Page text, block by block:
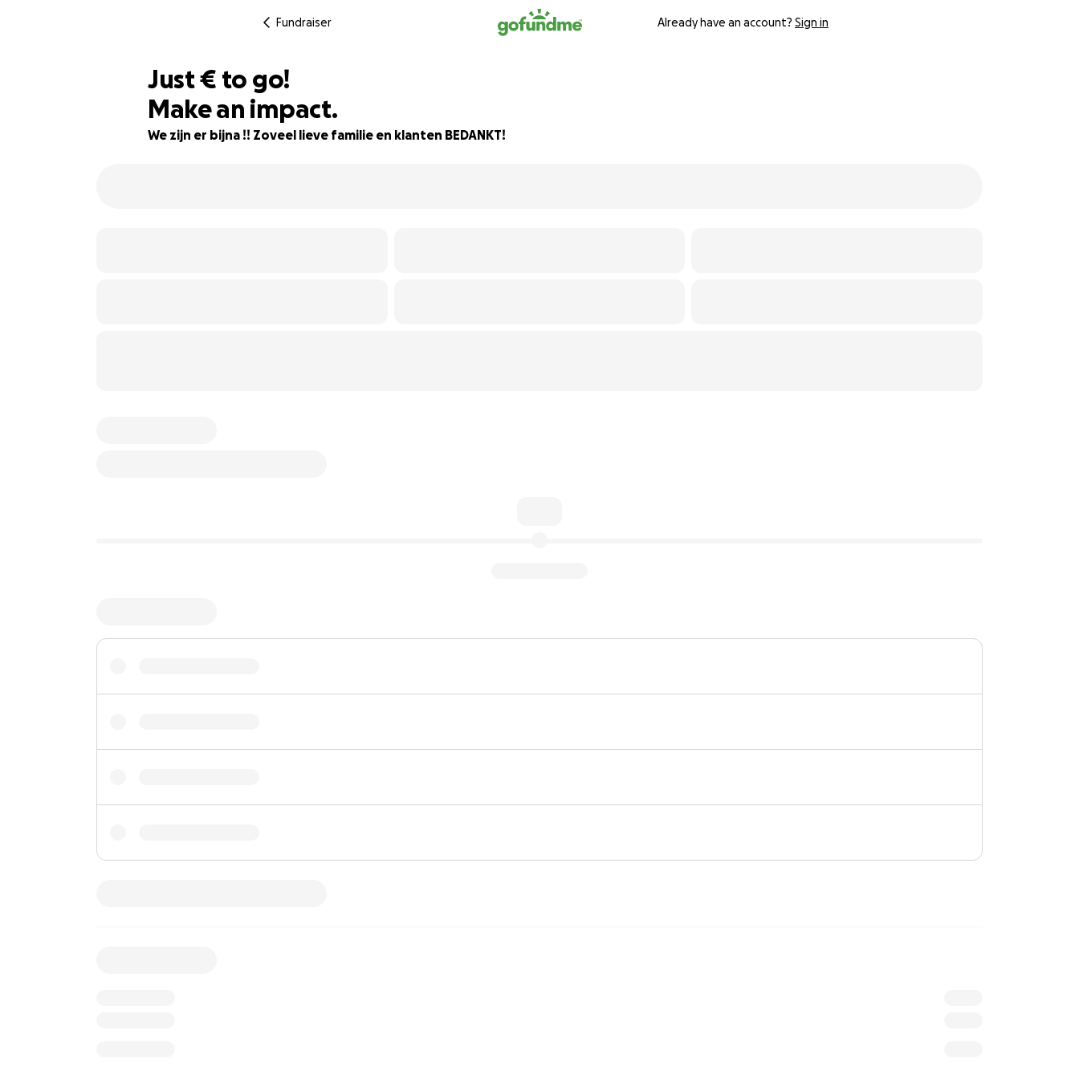
Fundraiser Already have an account? Sign in
98% complete
Just€100
€ to go!
Make an impact.
We zijn er bijna !! Zoveel lieve familie en klanten BEDANKT!